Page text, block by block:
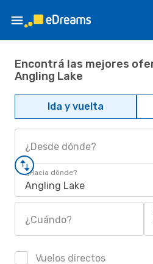
Encontrá las mejores
Angling Lake
Ida y vuelta
¿Desde dónde?
¿Hacia dónde?
Angling Lake
¿Cuándo?
Vuelos directos